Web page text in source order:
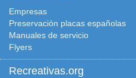
Empresas
Preservación placas españolas
Manuales de servicio
Flyers
Recreativas.org